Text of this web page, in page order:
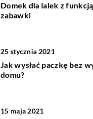
Domek dla lalek z
zabawki
25 stycznia 2021
Jak wysłać paczkę bez
domu?
15 maja 2021